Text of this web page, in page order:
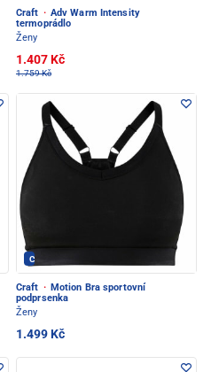
Craft · Adv Warm Intensity
termoprádlo
Ženy
1.407 Kč
1.759 Kč
CRAFT - PEC POD SNĚŽKOU
Craft · Motion Bra sportovní
podprsenka
Ženy
1.499 Kč